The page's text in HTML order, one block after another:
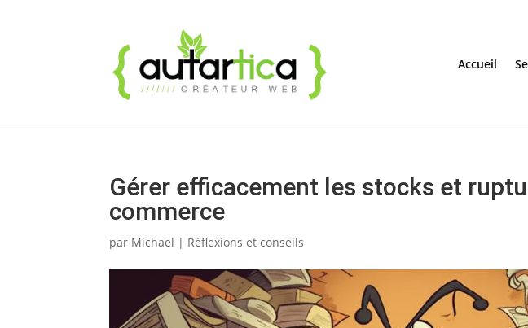
Accueil
Gérer efficacement les stocks et
commerce
par Michael | Réflexions et conseils